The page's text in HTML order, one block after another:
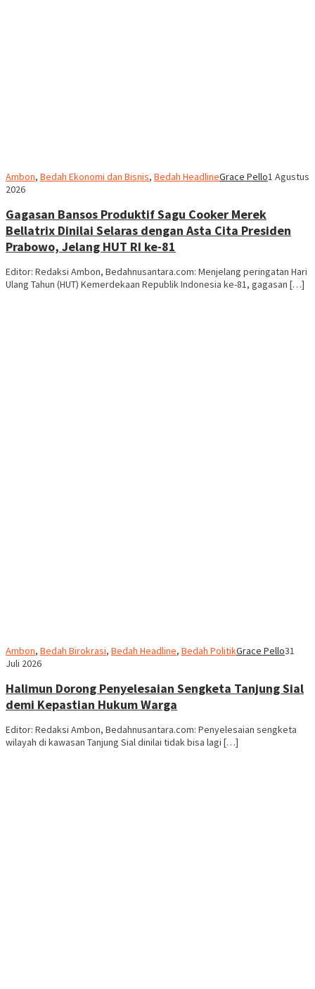
Ambon, Bedah Ekonomi dan Bisnis, Bedah HeadlineGrace Pello1 Agustus
2026
Gagasan Bansos Produktif Sagu Cooker Merek
Bellatrix Dinilai Selaras dengan Asta Cita Presiden
Prabowo, Jelang HUT RI ke-81
Editor: Redaksi Ambon, Bedahnusantara.com: Menjelang peringatan Hari
Ulang Tahun (HUT) Kemerdekaan Republik Indonesia ke-81, gagasan […]
Ambon, Bedah Birokrasi, Bedah Headline, Bedah PolitikGrace Pello31
Juli 2026
Halimun Dorong Penyelesaian Sengketa Tanjung Sial
demi Kepastian Hukum Warga
Editor: Redaksi Ambon, Bedahnusantara.com: Penyelesaian sengketa
wilayah di kawasan Tanjung Sial dinilai tidak bisa lagi […]